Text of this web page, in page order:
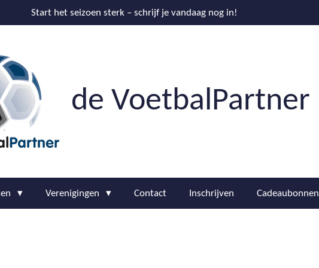
Start het seizoen sterk – schrijf je vandaag nog in!
de VoetbalPartner
Verenigingen Contact Inschrijven Cadeaubonnen